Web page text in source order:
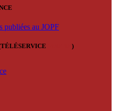
publiées au JOPF
)